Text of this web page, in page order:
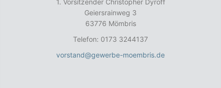
1. Vorsitzender Christopher Dyroff
Geiersrainweg 3
63776 Mömbris
Telefon: 0173 3244137
vorstand@gewerbe-moembris.de